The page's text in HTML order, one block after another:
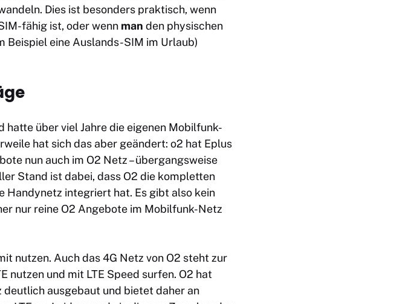
Dies ist besonders praktisch, wenn
fähig ist, oder wenn man den physischen
Beispiel eine Auslands-SIM im Urlaub)
über viel Jahre die eigenen Mobilfunk-
hat sich das aber geändert: o2 hat Eplus
nun auch im O2 Netz – übergangsweise
Stand ist dabei, dass O2 die kompletten
Handynetz integriert hat. Es gibt also kein
nur reine O2 Angebote im Mobilfunk-Netz
nutzen. Auch das 4G Netz von O2 steht zur
nutzen und mit LTE Speed surfen. O2 hat
deutlich ausgebaut und bietet daher an